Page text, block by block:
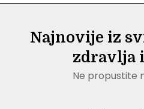
Najnovije iz
zdravlja
Ne propustite